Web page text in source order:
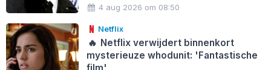
4 aug 2026 om 08:50
Netflix
🔥 Netflix verwijdert binnenkort
mysterieuze whodunit: 'Fantastische